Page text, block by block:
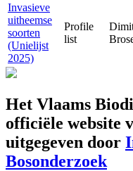
Invasieve
uitheemse
soorten
(Unielijst
2025)
Profile
list
Het Vlaams
officiële website
uitgegeven door
Bosonderzoek